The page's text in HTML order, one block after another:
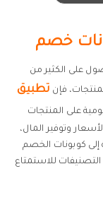
خصم
على الكثير من
فإن تطبيق
على المنتجات
وتوفير المال،
إلى كوبونات الخصم
للاستمتاع